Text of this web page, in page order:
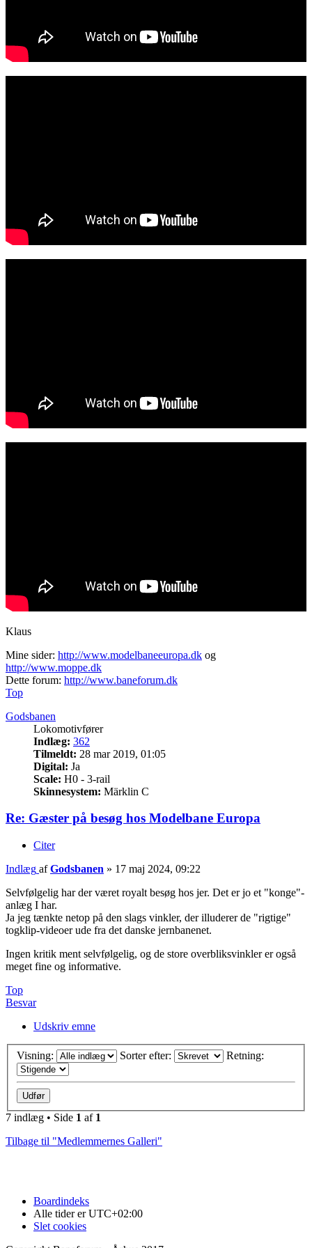
Klaus
Mine sider: http://www.modelbaneeuropa.dk og
http://www.moppe.dk
Dette forum: http://www.baneforum.dk
Top
Godsbanen
Lokomotivfører
Indlæg: 362
Tilmeldt: 28 mar 2019, 01:05
Digital: Ja
Scale: H0 - 3-rail
Skinnesystem: Märklin C
Re: Gæster på besøg hos Modelbane Europa
Citer
Indlæg afGodsbanen » 17 maj 2024, 09:22
Selvfølgelig har der været royalt besøg hos jer. Det er jo et "konge"-
anlæg I har.
Ja jeg tænkte netop på den slags vinkler, der illuderer de "rigtige"
togklip-videoer ude fra det danske jernbanenet.
Ingen kritik ment selvfølgelig, og de store overbliksvinkler er også
meget fine og informative.
Top
Besvar
Udskriv emne
Visning: Sorter efter: Retning:
7 indlæg • Side 1 af 1
Tilbage til "Medlemmernes Galleri"
Boardindeks
Alle tider erUTC+02:00
Slet cookies